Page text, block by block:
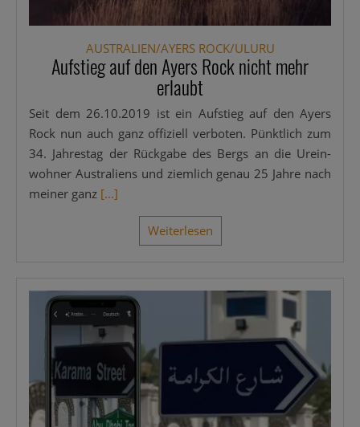
AUSTRALIEN/AYERS ROCK/ULURU
Aufstieg auf den Ayers Rock nicht mehr
erlaubt
Seit dem 26.10.2019 ist ein Auf­stieg auf den Ayers
Rock nun auch ganz offi­zi­ell ver­bo­ten. Pünkt­lich zum
34. Jah­res­tag der Rück­ga­be des Bergs an die Urein­
woh­ner Aus­tra­li­ens und ziem­lich genau 25 Jah­re nach
mei­ner ganz [...]
Wei­ter­le­sen